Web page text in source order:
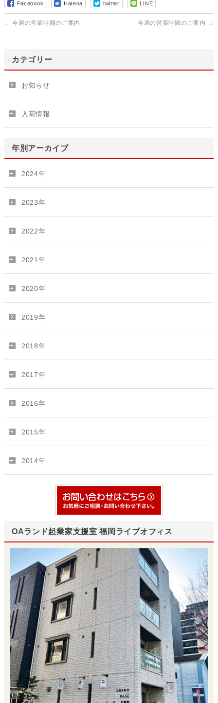
Facebook Hatena twitter LINE
← 今週の営業時間のご案内 今週の営業時間のご案内 →
カテゴリー
お知らせ
入荷情報
年別アーカイブ
2024年
2023年
2022年
2021年
2020年
2019年
2018年
2017年
2016年
2015年
2014年
OAランド起業家支援室 福岡ライブオフィス